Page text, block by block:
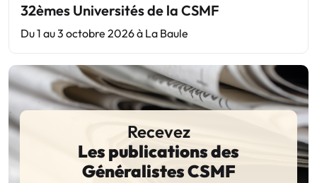
32èmes Universités de la CSMF
Du 1 au 3 octobre 2026 à La Baule
Recevez
Les publications des
Généralistes CSMF